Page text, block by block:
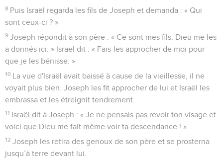
8 Puis Israël regarda les fils de Joseph et demanda : « Qui
sont ceux-ci ? »
9 Joseph répondit à son père : « Ce sont mes fils. Dieu me les
a donnés ici. » Israël dit : « Fais-les approcher de moi pour
que je les bénisse. »
10 La vue d'Israël avait baissé à cause de la vieillesse, il ne
voyait plus bien. Joseph les fit approcher de lui et Israël les
embrassa et les étreignit tendrement.
11 Israël dit à Joseph : « Je ne pensais pas revoir ton visage et
voici que Dieu me fait même voir ta descendance ! »
12 Joseph les retira des genoux de son père et se prosterna
jusqu’à terre devant lui.